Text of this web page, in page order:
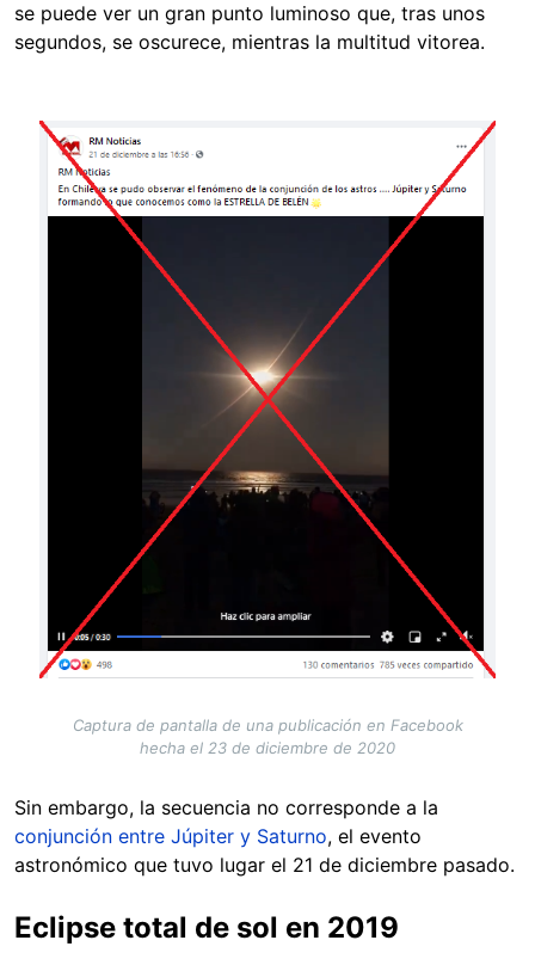
se puede ver un gran punto luminoso que, tras unos
segundos, se oscurece, mientras la multitud vitorea.
Image
Captura de pantalla de una publicación en Facebook
hecha el 23 de diciembre de 2020
Sin embargo, la secuencia no corresponde a la
conjunción entre Júpiter y Saturno, el evento
astronómico que tuvo lugar el 21 de diciembre pasado.
Eclipse total de sol en 2019